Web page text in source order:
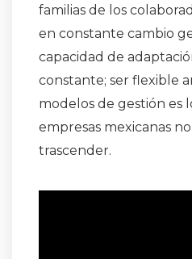
familias de los
en constante cambio
capacidad de
constante; ser flexible
modelos de gestión es
empresas mexicanas
trascender.